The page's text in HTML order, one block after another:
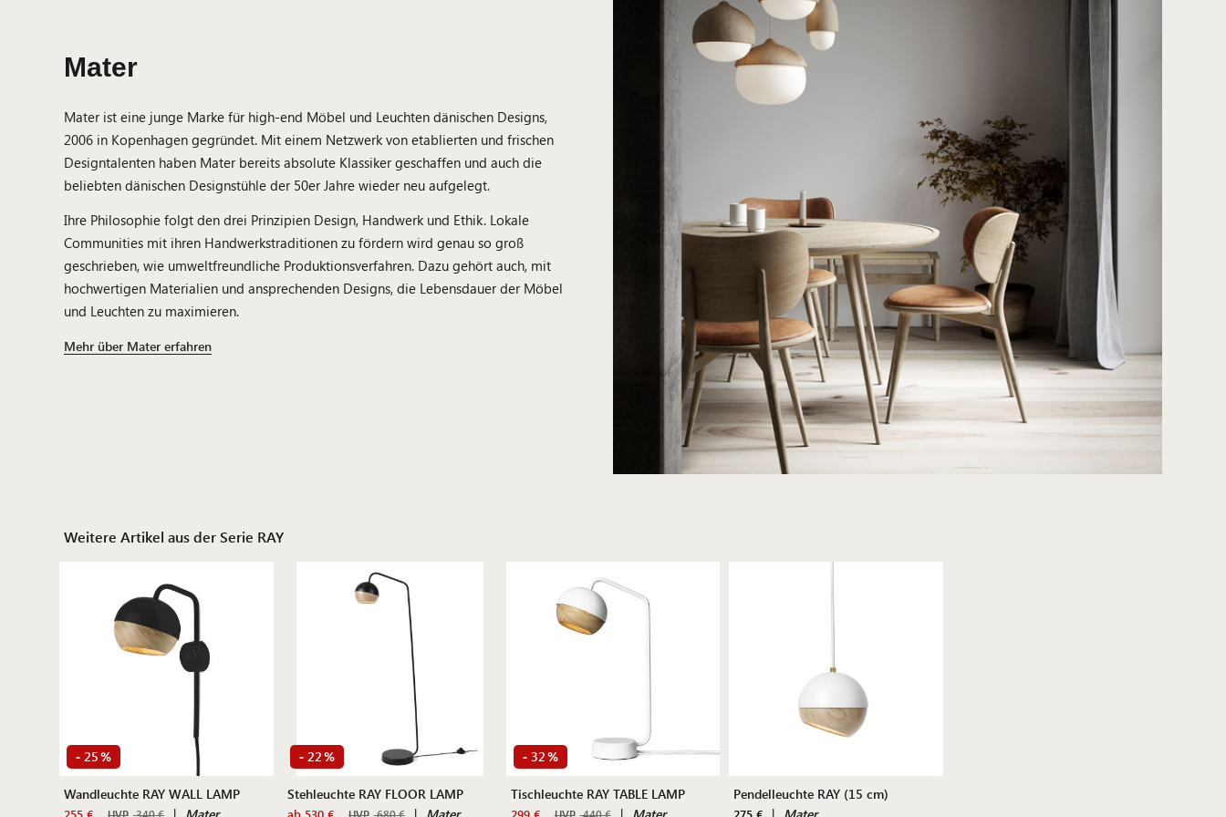
Mater
Mater ist eine junge Marke für high-end Möbel und Leuchten dänischen Designs,
2006 in Kopenhagen gegründet. Mit einem Netzwerk von etablierten und frischen
Designtalenten haben Mater bereits absolute Klassiker geschaffen und auch die
beliebten dänischen Designstühle der 50er Jahre wieder neu aufgelegt.
Ihre Philosophie folgt den drei Prinzipien Design, Handwerk und Ethik. Lokale
Communities mit ihren Handwerkstraditionen zu fördern wird genau so groß
geschrieben, wie umweltfreundliche Produktionsverfahren. Dazu gehört auch, mit
hochwertigen Materialien und ansprechenden Designs, die Lebensdauer der Möbel
und Leuchten zu maximieren.
Mehr über Mater erfahren
Weitere Artikel aus der Serie RAY
- 25 %
Wandleuchte RAY WALL LAMP
|
- 22 %
Stehleuchte RAY FLOOR LAMP
|
- 32 %
Tischleuchte RAY TABLE LAMP
|
Pendelleuchte RAY (15 cm)
|